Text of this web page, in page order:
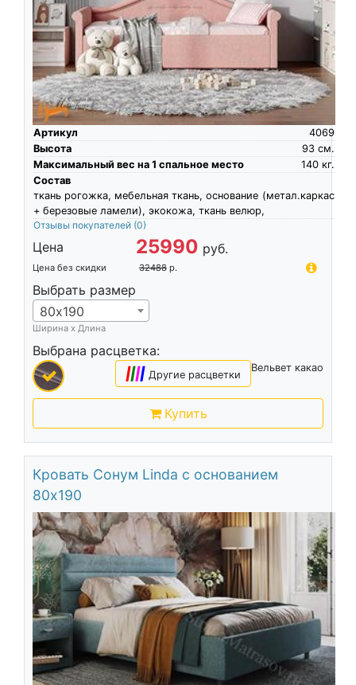
Артикул
4069
Высота
см.
93
Максимальный вес на 1 спальное место
кг.
140
Состав
ткань рогожка, мебельная ткань, основание (метал.каркас
+ березовые ламели), экокожа, ткань велюр,
Отзывы покупателей (0)
Цена 25990 руб.
Цена без скидки 32488 р.
Выбрать размер
80х190
Ширина х Длина
Выбрана расцветка:
Вельвет какао
|||| Другие расцветки
Купить
Кровать Сонум Linda с основанием
80х190